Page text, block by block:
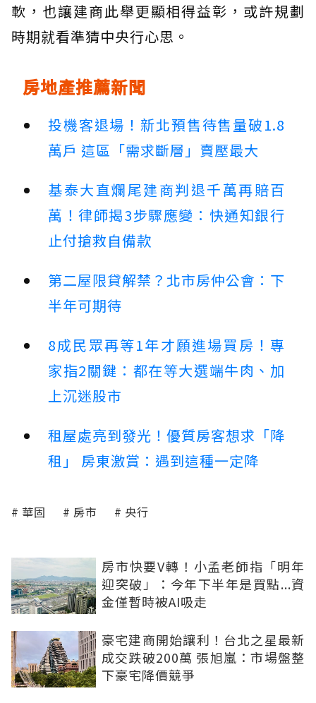
軟，也讓建商此舉更顯相得益彰，或許規劃
時期就看準猜中央行心思。
房地產推薦新聞
投機客退場！新北預售待售量破1.8
萬戶 這區「需求斷層」賣壓最大
基泰大直爛尾建商判退千萬再賠百
萬！律師揭3步驟應變：快通知銀行
止付搶救自備款
第二屋限貸解禁？北市房仲公會：下
半年可期待
8成民眾再等1年才願進場買房！專
家指2關鍵：都在等大選端牛肉、加
上沉迷股市
租屋處亮到發光！優質房客想求「降
租」 房東激賞：遇到這種一定降
華固 房市 央行
房市快要V轉！小孟老師指「明年
迎突破」：今年下半年是買點...資
金僅暫時被AI吸走
豪宅建商開始讓利！台北之星最新
成交跌破200萬 張旭嵐：市場盤整
下豪宅降價競爭